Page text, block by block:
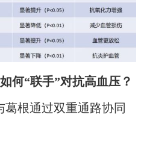
何“联手”对抗高血压？
葛根通过双重通路协同